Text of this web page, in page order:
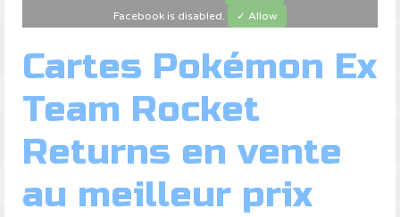
Facebook is disabled.
✓ Allow
Cartes Pokémon Ex
Team Rocket
Returns en vente
au meilleur prix